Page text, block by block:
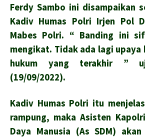
Ferdy Sambo ini disampaikan
Kadiv Humas Polri Irjen Pol
Mabes Polri. “ Banding ini
mengikat. Tidak ada lagi upaya
hukum yang terakhir ”
(19/09/2022).
Kadiv Humas Polri itu
rampung, maka Asisten
Daya Manusia (As SDM)